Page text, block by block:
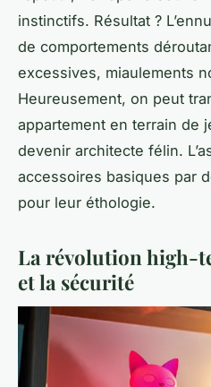
instinctifs. Résultat ?
de comportements
excessives, miaulements
Heureusement, on peut
appartement en terrain de
devenir architecte félin.
accessoires basiques par
pour leur éthologie.
La révolution high-
et la sécurité